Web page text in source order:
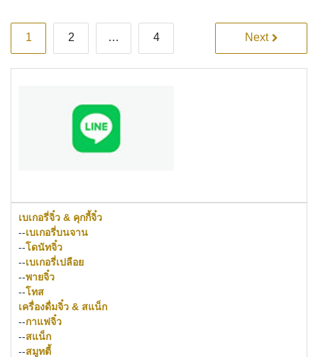
Posts
pagination
1 2 … 4 Next
เบเกอรี่จิ๋ว & คุกกี้จิ๋ว
--เบเกอรี่บนจาน
--โดนัทจิ๋ว
--เบเกอรี่เปลือย
--พายจิ๋ว
--โทส
เครื่องดื่มจิ๋ว & สแน็ก
--กาแฟจิ๋ว
--สแน็ก
--สมูทตี้